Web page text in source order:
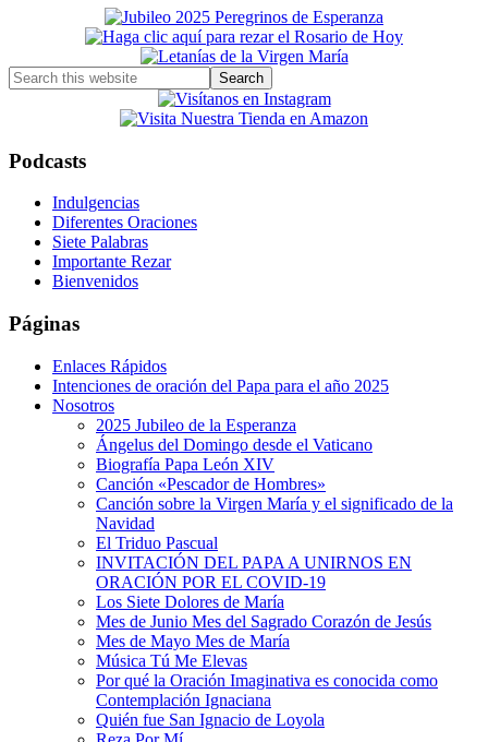
Primary
Sidebar
Search
this
Podcasts
Indulgencias
Diferentes Oraciones
Siete Palabras
Importante Rezar
Bienvenidos
Páginas
Enlaces Rápidos
Intenciones de oración del Papa para el año 2025
Nosotros
2025 Jubileo de la Esperanza
Ángelus del Domingo desde el Vaticano
Biografía Papa León XIV
Canción «Pescador de Hombres»
Canción sobre la Virgen María y el significado de la
Navidad
El Triduo Pascual
INVITACIÓN DEL PAPA A UNIRNOS EN
ORACIÓN POR EL COVID-19
Los Siete Dolores de María
Mes de Junio Mes del Sagrado Corazón de Jesús
Mes de Mayo Mes de María
Música Tú Me Elevas
Por qué la Oración Imaginativa es conocida como
Contemplación Ignaciana
Quién fue San Ignacio de Loyola